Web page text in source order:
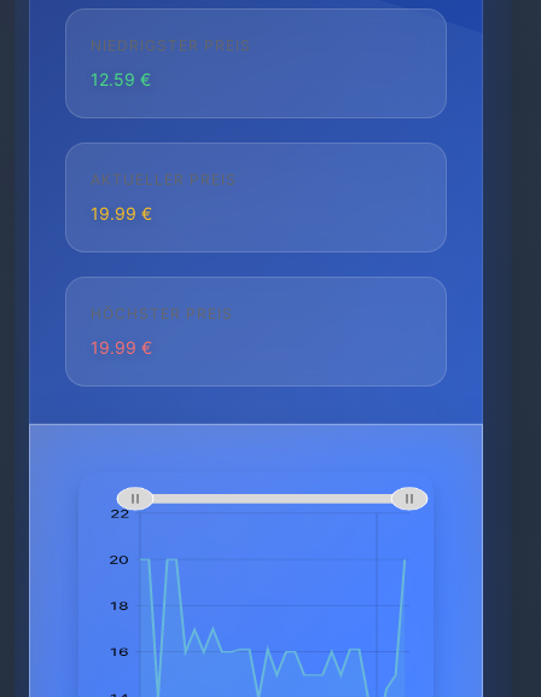
NIEDRIGSTER PREIS
12.59 €
AKTUELLER PREIS
19.99 €
HÖCHSTER PREIS
19.99 €